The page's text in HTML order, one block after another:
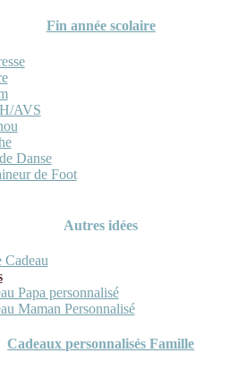
Fin année scolaire
AVS
Danse
de Foot
Autres idées
Cadeau
Papa personnalisé
Maman Personnalisé
Cadeaux personnalisés Famille